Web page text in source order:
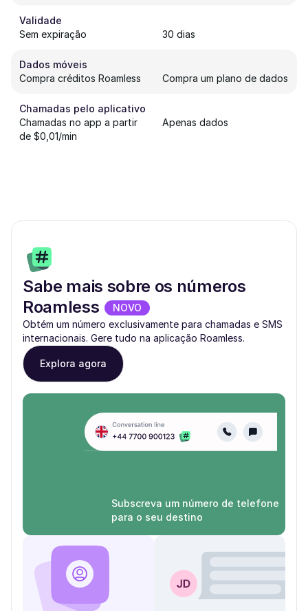
Validade
Sem expiração
30 dias
Dados móveis
Compra créditos Roamless
Compra um plano de dados
Chamadas pelo aplicativo
Chamadas no app a partir
de $0,01/min
Apenas dados
Sabe mais sobre os números
Roamless
NOVO
Obtém um número exclusivamente para chamadas e SMS
internacionais. Gere tudo na aplicação Roamless.
Explora agora
Subscreva um número de telefone
para o seu destino